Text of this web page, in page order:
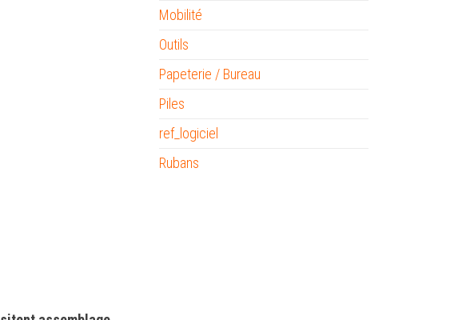
Mobilité
Outils
Papeterie / Bureau
Piles
ref_logiciel
Rubans